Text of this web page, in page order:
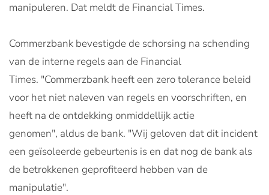
manipuleren. Dat meldt de Financial Times.
Commerzbank bevestigde de schorsing na schending
van de interne regels aan de Financial
Times. "Commerzbank heeft een zero tolerance beleid
voor het niet naleven van regels en voorschriften, en
heeft na de ontdekking onmiddellijk actie
genomen", aldus de bank. "Wij geloven dat dit incident
een geïsoleerde gebeurtenis is en dat nog de bank als
de betrokkenen geprofiteerd hebben van de
manipulatie".